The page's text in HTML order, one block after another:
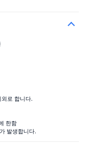
로 합니다.
한함
발생합니다.